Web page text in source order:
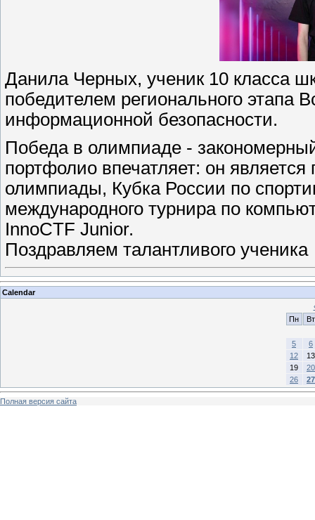
Данила Черных, ученик 10 класса
победителем регионального этапа
информационной безопасности.
Победа в олимпиаде -
портфолио впечатляет: он
олимпиады, Кубка России по
международного турнира по
InnoCTF Junior.
Поздравляем талантливого ученика
Calendar
Пн
Вт
5
6
12
13
19
20
26
27
Полная версия сайта